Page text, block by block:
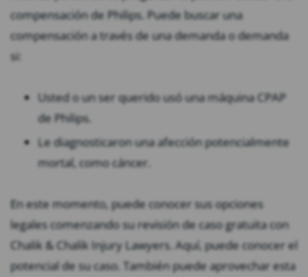
compensación de Philips. Puede buscar una
compensación a través de una demanda o demanda
si:
Usted o un ser querido usó una máquina CPAP
de Philips.
Le diagnosticaron una afección potencialmente
mortal, como cáncer.
En este momento, puede conocer sus opciones
legales comenzando su revisión de caso gratuita con
Chalik & Chalik Injury Lawyers. Aquí, puede conocer el
potencial de su caso. También puede aprovechar esta